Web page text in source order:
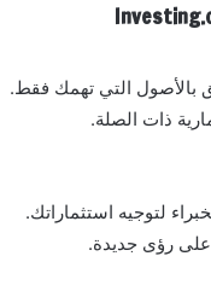
بالأصول التي تهمك فقط.
ذات الصلة.
لتوجيه استثماراتك.
رؤى جديدة.